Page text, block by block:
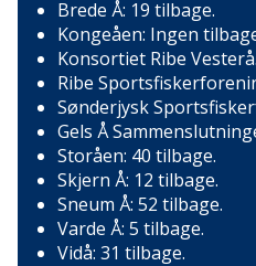
Brede Å: 19 tilbage.
Kongeåen: Ingen
Konsortiet Ribe
Ribe
Sønderjysk
Gels Å
Storåen: 40 tilbage.
Skjern Å: 12 tilbage.
Sneum Å: 52 tilbage.
Varde Å: 5 tilbage.
Vidå: 31 tilbage.